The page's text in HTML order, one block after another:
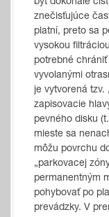
byť dokonale
znečisťujúce
platní, preto sa
vysokou
potrebné
vyvolanými
je vytvorená
zapisovacie
pevného disku
mieste sa
môžu povrchu
„parkovacej
permanentným
pohybovať po
prevádzky. V